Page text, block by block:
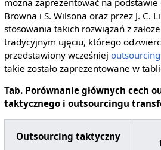
Browna i S. Wilsona oraz przez J. C.
stosowania takich rozwiązań z
tradycyjnym ujęciu, którego
przedstawiony wcześniej
takie zostało zaprezentowane w
Tab. Porównanie głównych cech
taktycznego i outsourcingu
Outsourcing taktyczny